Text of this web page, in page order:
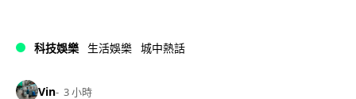
科技娛樂 生活娛樂 城中熱話
Vin 3 小時